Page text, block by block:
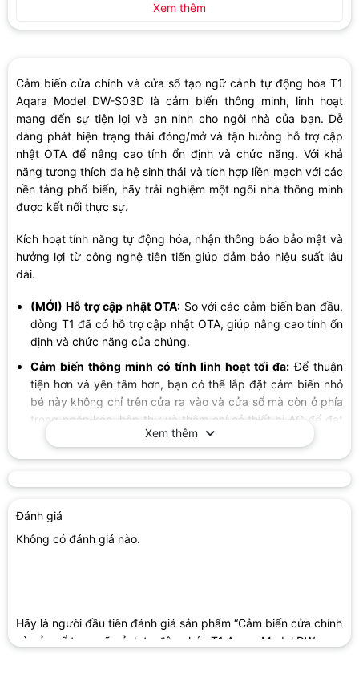
Cảm biến cửa chính và cửa sổ tạo ngữ cảnh tự động hóa T1
Aqara Model DW-S03D là cảm biến thông minh, linh hoạt
mang đến sự tiện lợi và an ninh cho ngôi nhà của bạn. Dễ
dàng phát hiện trạng thái đóng/mở và tận hưởng hỗ trợ cập
nhật OTA để nâng cao tính ổn định và chức năng. Với khả
năng tương thích đa hệ sinh thái và tích hợp liền mạch với các
nền tảng phổ biến, hãy trải nghiệm một ngôi nhà thông minh
được kết nối thực sự.
Kích hoạt tính năng tự động hóa, nhận thông báo bảo mật và
hưởng lợi từ công nghệ tiên tiến giúp đảm bảo hiệu suất lâu
dài.
(MỚI) Hỗ trợ cập nhật OTA: So với các cảm biến ban đầu,
dòng T1 đã có hỗ trợ cập nhật OTA, giúp nâng cao tính ổn
định và chức năng của chúng.
Cảm biến thông minh có tính linh hoạt tối đa: Để thuận
tiện hơn và yên tâm hơn, bạn có thể lắp đặt cảm biến nhỏ
bé này không chỉ trên cửa ra vào và cửa sổ mà còn ở phía
trong ngăn kéo, hộp thư và thậm chí cả thiết bị AC để đạt
được
Hỗ trợ đa hệ sinh thái: Sau khi liên kết nó với trung tâm
Home và thậm chí cả Matter.
Aqara Home Automations:
bật đèn. Dù bạn có về nhà muộn thế nào thì đèn cũng sẽ tự
động bật.
Xem thêm
Đánh giá
Không có đánh giá nào.
Hãy là người đầu tiên đánh giá sản phẩm “Cảm biến cửa chính
và cửa sổ tạo ngữ cảnh tự động hóa T1 Aqara Model DW-
Xem thêm